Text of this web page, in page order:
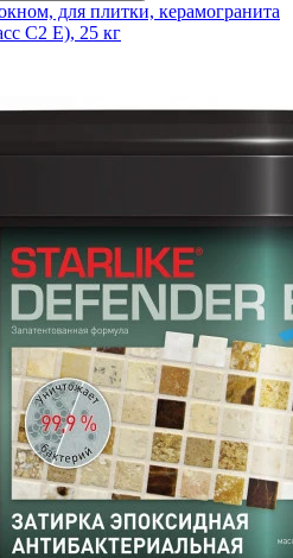
для плитки, керамогранита
С2 E), 25 кг